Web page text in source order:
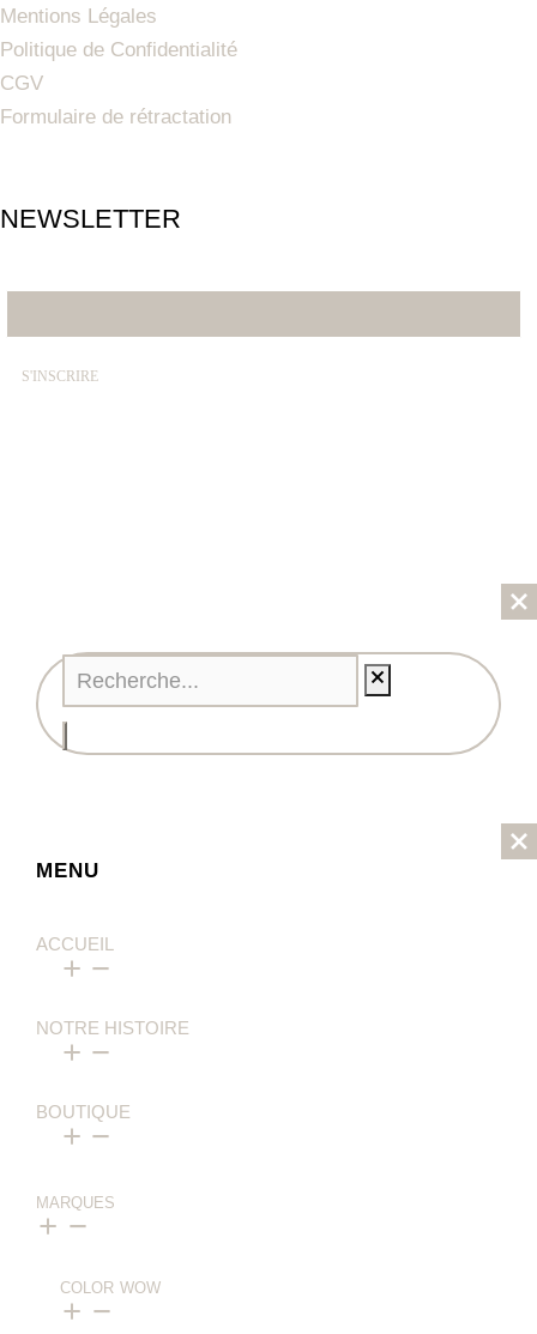
Mentions Légales
Politique de Confidentialité
CGV
Formulaire de rétractation
NEWSLETTER
MENU
ACCUEIL
NOTRE HISTOIRE
BOUTIQUE
MARQUES
COLOR WOW